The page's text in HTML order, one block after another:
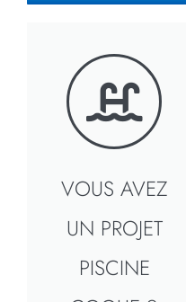
VOUS AVEZ
UN PROJET
PISCINE